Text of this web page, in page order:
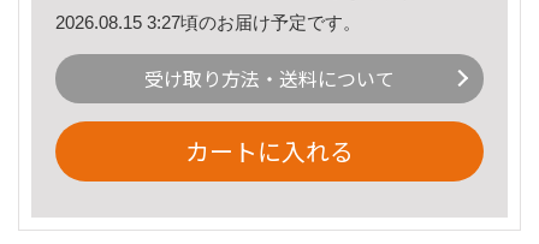
2026.08.15 3:27頃のお届け予定です。
受け取り方法・送料について
カートに入れる